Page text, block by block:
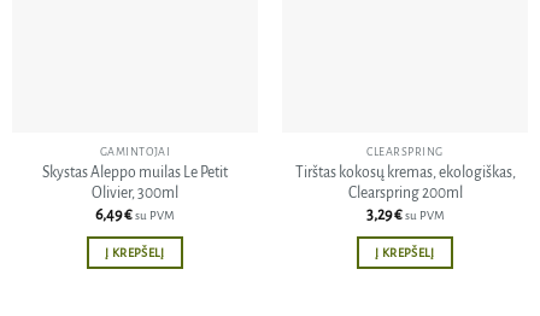
GAMINTOJAI
Skystas Aleppo muilas Le Petit
Olivier, 300ml
6,49€su PVM
Į KREPŠELĮ
CLEARSPRING
Tirštas kokosų kremas, ekologiškas,
Clearspring 200ml
3,29€ su PVM
Į KREPŠELĮ